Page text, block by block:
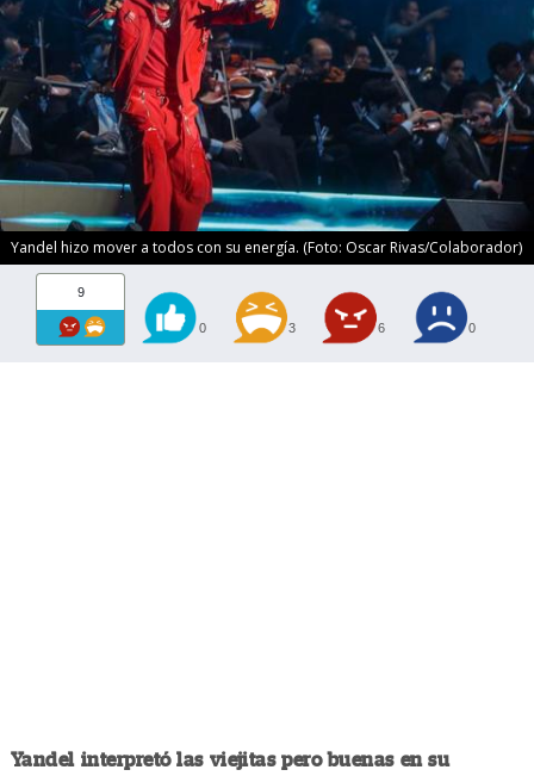
Yandel hizo mover a todos con su energía. (Foto: Oscar Rivas/Colaborador)
9
0 3 6 0
Yandel interpretó las viejitas pero buenas en su